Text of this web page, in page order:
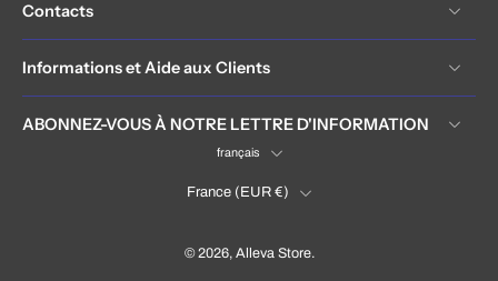
Contacts
Informations et Aide aux Clients
ABONNEZ-VOUS À NOTRE LETTRE D'INFORMATION
français
France ‎(EUR €)‎
© 2026, Alleva Store.